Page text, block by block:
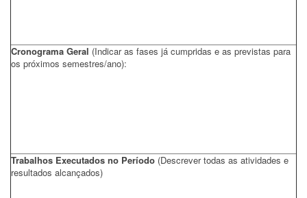
Cronograma Geral (Indicar as fases já cumpridas e as previstas para
os próximos semestres/ano):
Trabalhos Executados no Período (Descrever todas as atividades e
resultados alcançados)